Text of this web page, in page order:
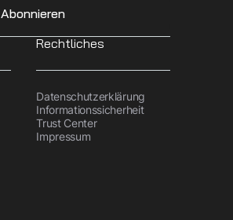
Abonnieren
Rechtliches
Datenschutzerklärung
Informationssicherheit
Trust Center
Impressum